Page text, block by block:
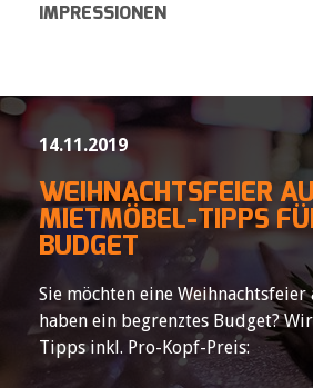
IMPRESSIONEN
14.11.2019
WEIHNACHTSFEIER
MIETMÖBEL-TIPPS
BUDGET
Sie möchten eine
haben ein begrenztes Budget?
Tipps inkl. Pro-Kopf-Preis: